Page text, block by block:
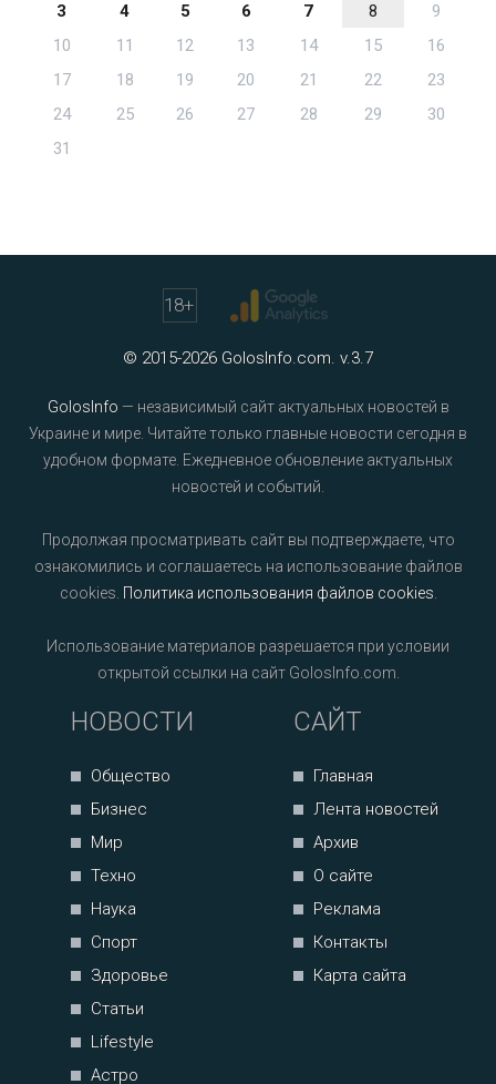
3
4 5 6 7 8
9
10
11 12 13 14 15
16
17
18 19 20 21 22
23
24
25 26 27 28 29
30
31
18+
© 2015-2026 GolosInfo.com. v.3.7
GolosInfo — независимый сайт актуальных новостей в
Украине и мире. Читайте только главные новости сегодня в
удобном формате. Ежедневное обновление актуальных
новостей и событий.
Продолжая просматривать сайт вы подтверждаете, что
ознакомились и соглашаетесь на использование файлов
cookies. Политика использования файлов cookies
Использование материалов разрешается при условии
открытой ссылки на сайт GolosInfo.com.
НОВОСТИ
Общество
Бизнес
Мир
Техно
Наука
Спорт
Здоровье
Статьи
Lifestyle
Астро
САЙТ
Главная
Лента новостей
Архив
О сайте
Реклама
Контакты
Карта сайта